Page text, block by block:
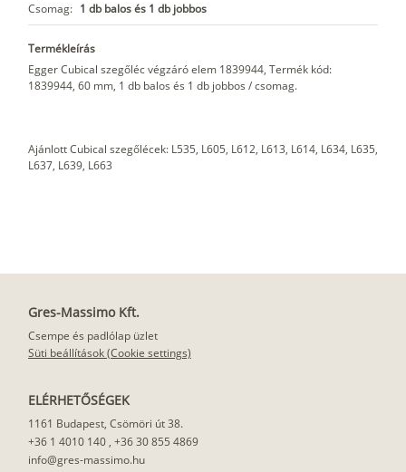
Csomag: 1 db balos és 1 db jobbos
Termékleírás
Egger Cubical szegőléc végzáró elem 1839944, Termék kód:
1839944, 60 mm, 1 db balos és 1 db jobbos / csomag.
Ajánlott Cubical szegőlécek: L535, L605, L612, L613, L614, L634, L635,
L637, L639, L663
Gres-Massimo Kft.
Csempe és padlólap üzlet
Süti beállítások (Cookie settings)
ELÉRHETŐSÉGEK
1161 Budapest, Csömöri út 38.
+36 1 4010 140, +36 30 855 4869
info@gres-massimo.hu